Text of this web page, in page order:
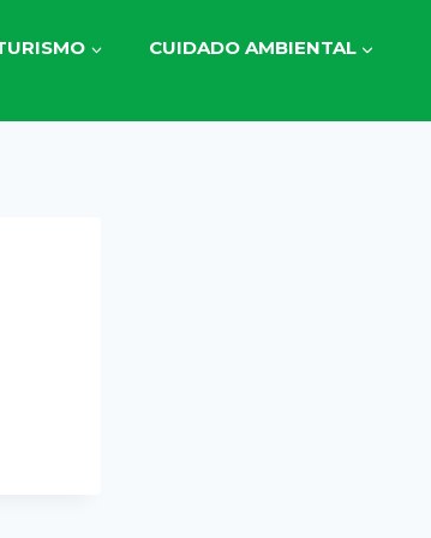
CUIDADO AMBIENTAL